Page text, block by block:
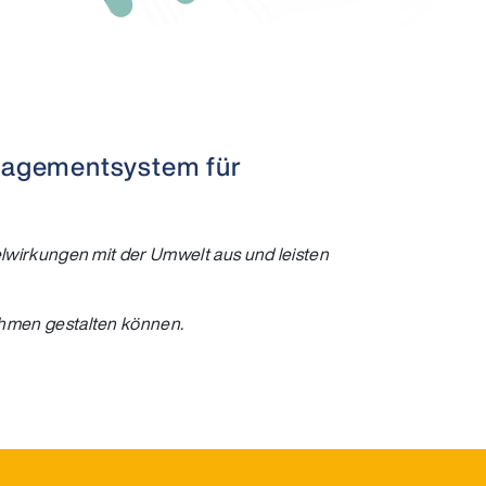
für
mit der Umwelt aus und leisten
gestalten können.